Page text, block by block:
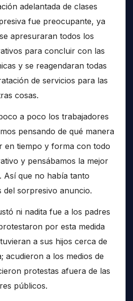
adelantada de clases
fue preocupante, ya
apresuraran todos los
para concluir con las
y se reagendaran todas
de servicios para las
cosas.
a poco los trabajadores
pensando de qué manera
en tiempo y forma con todo
y pensábamos la mejor
Así que no había tanto
del sorpresivo anuncio.
ni nadita fue a los padres
por esta medida
a sus hijos cerca de
acudieron a los medios de
protestas afuera de las
públicos.